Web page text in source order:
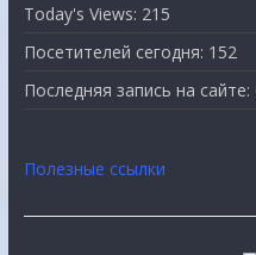
Today's Views: 215
Посетителей сегодня: 152
Последняя запись на сайте:
Полезные ссылки